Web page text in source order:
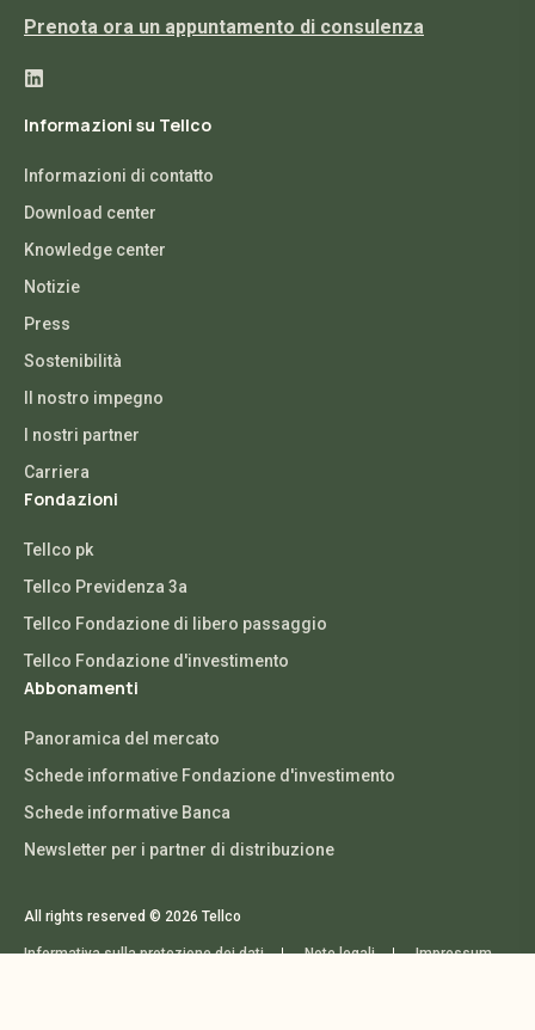
Prenota ora un appuntamento di consulenza
Informazioni su Tellco
Informazioni di contatto
Download center
Knowledge center
Notizie
Press
Sostenibilità
Il nostro impegno
I nostri partner
Carriera
Fondazioni
Tellco pk
Tellco Previdenza 3a
Tellco Fondazione di libero passaggio
Tellco Fondazione d'investimento
Abbonamenti
Panoramica del mercato
Schede informative Fondazione d'investimento
Schede informative Banca
Newsletter per i partner di distribuzione
All rights reserved © 2026 Tellco
Informativa sulla protezione dei dati Note legali Impressum